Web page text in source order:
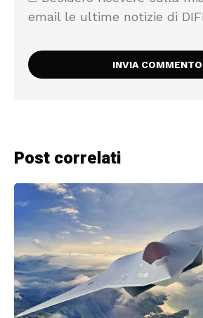
email le ultime notizie di
Post correlati